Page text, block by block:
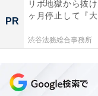
PR
リボ地獄から抜
ヶ月停止して『
渋谷法務総合事務所